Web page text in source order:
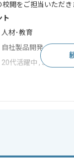
閲をご担当いただき
ト
人材･教育
自社製品開発
20代活躍中 , 30代活躍
タサイエンスなどの